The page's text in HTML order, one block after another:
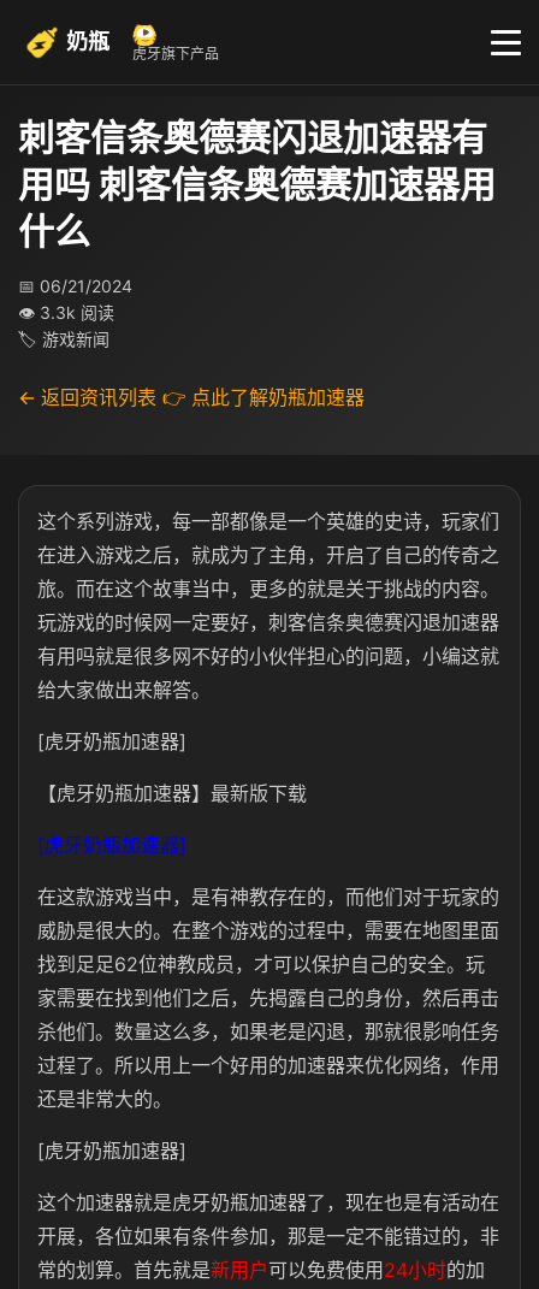
奶瓶 虎牙旗下产品
刺客信条奥德赛闪退加速器有
用吗 刺客信条奥德赛加速器用
什么
📅 06/21/2024
👁 3.3k 阅读
🏷 游戏新闻
← 返回资讯列表 👉 点此了解奶瓶加速器
这个系列游戏，每一部都像是一个英雄的史诗，玩家们
在进入游戏之后，就成为了主角，开启了自己的传奇之
旅。而在这个故事当中，更多的就是关于挑战的内容。
玩游戏的时候网一定要好，刺客信条奥德赛闪退加速器
有用吗就是很多网不好的小伙伴担心的问题，小编这就
给大家做出来解答。
[虎牙奶瓶加速器]
【虎牙奶瓶加速器】最新版下载
[虎牙奶瓶加速器]
在这款游戏当中，是有神教存在的，而他们对于玩家的
威胁是很大的。在整个游戏的过程中，需要在地图里面
找到足足62位神教成员，才可以保护自己的安全。玩
家需要在找到他们之后，先揭露自己的身份，然后再击
杀他们。数量这么多，如果老是闪退，那就很影响任务
过程了。所以用上一个好用的加速器来优化网络，作用
还是非常大的。
[虎牙奶瓶加速器]
这个加速器就是虎牙奶瓶加速器了，现在也是有活动在
开展，各位如果有条件参加，那是一定不能错过的，非
常的划算。首先就是新用户可以免费使用 24小时的加